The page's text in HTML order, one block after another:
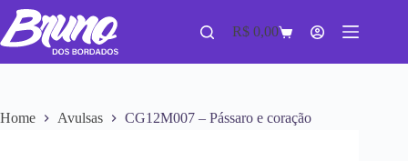
R$ 0,00
Home Avulsas CG12M007 – Pássaro e coração